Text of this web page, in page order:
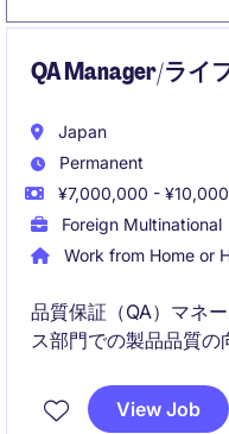
QA Manager/ライ
Japan
Permanent
¥7,000,000 -
Foreign Multinational
Work from Home or
品質保証（QA）マネ
ス部門での製品品質の
ロセスの最適化やチ
だきます。
View Job